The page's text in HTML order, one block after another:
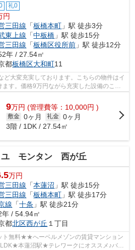
礼0
円
三田線 「板橋本町 」駅 徒歩3分
東上線 「中板橋 」駅 徒歩15分
三田線 「板橋区役所前 」駅 徒歩12分
年 / 27.54㎡
都板橋区大和町11
ど大変充実しております。こちらの物件はイ
す。価格9万円ながら充実した設備のこち
です。...
9万円 (管理費等：10,000円 )
敷金 0ヶ月 礼金 0ヶ月
3階 / 1DK / 27.54㎡
ユ モンタン 西が丘
万円
三田線 「本蓮沼 」駅 徒歩15分
三田線 「板橋本町 」駅 徒歩17分
線 「十条 」駅 徒歩21分
年 / 54.94㎡
都北区西が丘 １丁目
ト無料★★へーベルメゾンの賃貸マンション
本蓮沼駅★テレワークにオススメ♪バス